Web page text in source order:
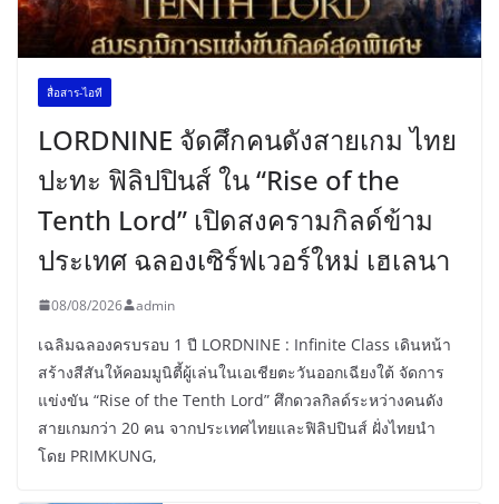
สื่อสาร-ไอที
LORDNINE จัดศึกคนดังสายเกม ไทย
ปะทะ ฟิลิปปินส์ ใน “Rise of the
Tenth Lord” เปิดสงครามกิลด์ข้าม
ประเทศ ฉลองเซิร์ฟเวอร์ใหม่ เฮเลนา
08/08/2026 admin
เฉลิมฉลองครบรอบ 1 ปี LORDNINE : Infinite Class เดินหน้า
สร้างสีสันให้คอมมูนิตี้ผู้เล่นในเอเชียตะวันออกเฉียงใต้ จัดการ
แข่งขัน “Rise of the Tenth Lord” ศึกดวลกิลด์ระหว่างคนดัง
สายเกมกว่า 20 คน จากประเทศไทยและฟิลิปปินส์ ฝั่งไทยนำ
โดย PRIMKUNG,